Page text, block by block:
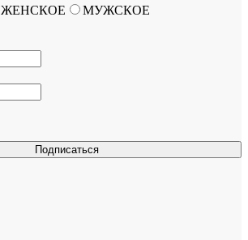
Подписаться
ЖЕНСКОЕ МУЖСКОЕ